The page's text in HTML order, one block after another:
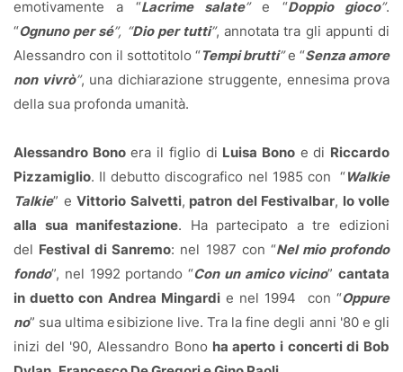
emotivamente a “Lacrime salate”e “Doppio gioco”.
“Ognuno per sé”, “Dio per tutti”, annotata tra gli appunti di
Alessandro con il sottotitolo “Tempi brutti”e “Senza amore
non vivrò”, una dichiarazione struggente, ennesima prova
della sua profonda umanità.
Alessandro Bonoera il figlio di Luisa Bonoe di Riccardo
Pizzamiglio. Il debutto discografico nel 1985 con “Walkie
Talkie” e Vittorio Salvetti, patron del Festivalbar, lo volle
alla sua manifestazione. Ha partecipato a tre edizioni
del Festival di Sanremo: nel 1987 con “Nel mio profondo
fondo”, nel 1992 portando “Con un amico vicino” cantata
in duetto con Andrea Mingardie nel 1994 con “Oppure
no” sua ultima esibizione live. Tra la fine degli anni '80 e gli
inizi del '90, Alessandro Bonoha aperto i concerti di Bob